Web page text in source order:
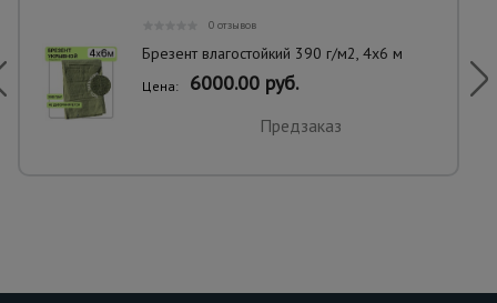
0 отзывов
Брезент влагостойкий 390 г/м2, 4х6 м
Цена: 6000.00 руб.
Предзаказ